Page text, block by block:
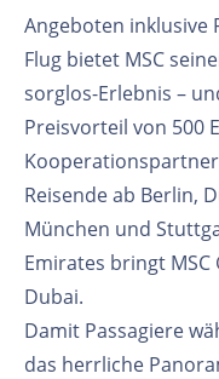
Angeboten inklusive
Flug bietet MSC
sorglos-Erlebnis –
Preisvorteil von 500
Reisende ab Berlin,
München und
Emirates bringt
Dubai.
Damit Passagiere
das herrliche